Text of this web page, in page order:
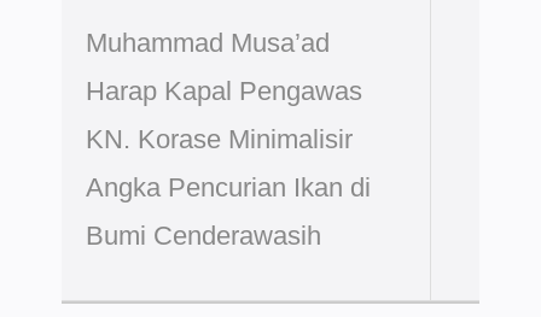
Muhammad Musa’ad
Harap Kapal Pengawas
KN. Korase Minimalisir
Angka Pencurian Ikan di
Bumi Cenderawasih